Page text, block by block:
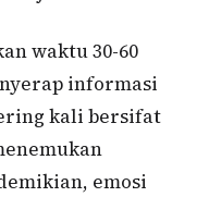
waktu 30-60
informasi
kali bersifat
emosi